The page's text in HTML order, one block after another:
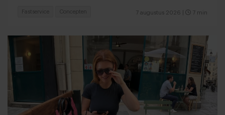
7 augustus 2026 7 min
Fastservice Concepten